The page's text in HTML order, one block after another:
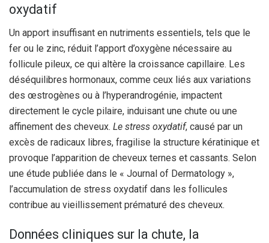
oxydatif
Un apport insuffisant en nutriments essentiels, tels que le
fer ou le zinc, réduit l’apport d’oxygène nécessaire au
follicule pileux, ce qui altère la croissance capillaire. Les
déséquilibres hormonaux, comme ceux liés aux variations
des œstrogènes ou à l’hyperandrogénie, impactent
directement le cycle pilaire, induisant une chute ou une
affinement des cheveux. Le stress oxydatif, causé par un
excès de radicaux libres, fragilise la structure kératinique et
provoque l’apparition de cheveux ternes et cassants. Selon
une étude publiée dans le « Journal of Dermatology »,
l’accumulation de stress oxydatif dans les follicules
contribue au vieillissement prématuré des cheveux.
Données cliniques sur la chute, la